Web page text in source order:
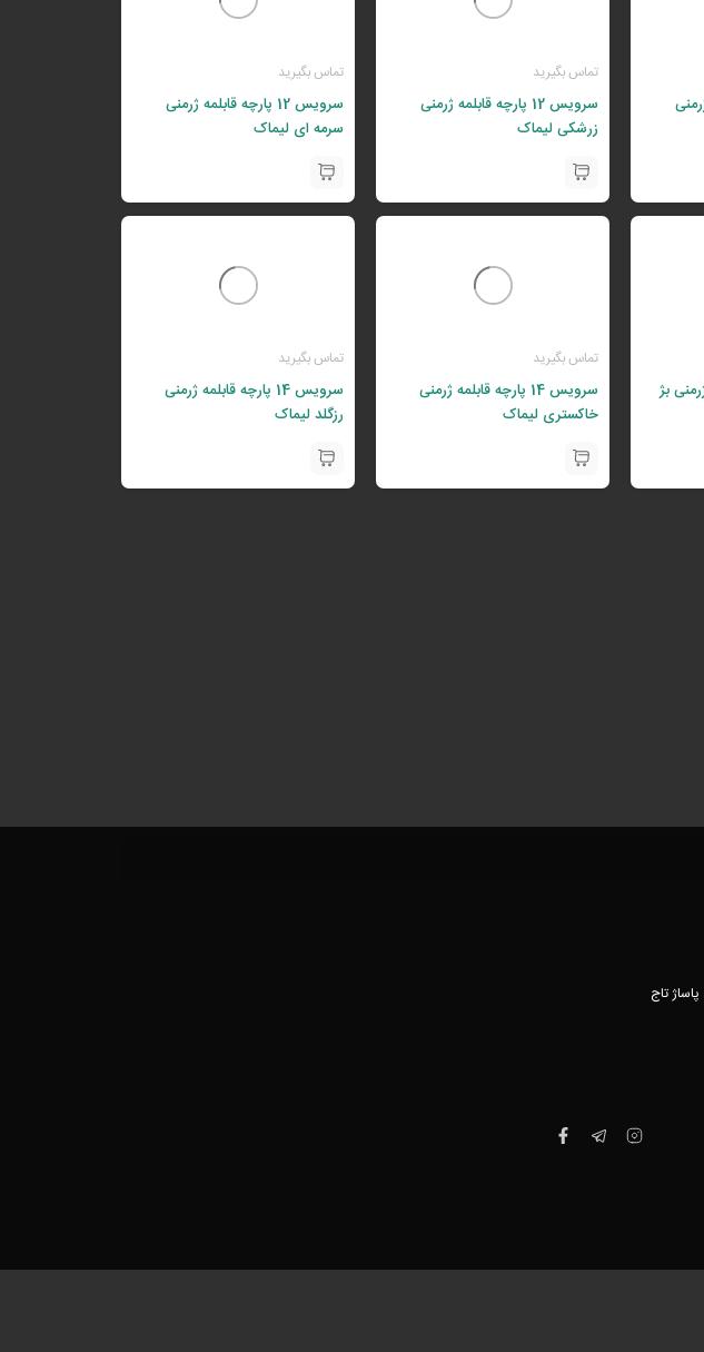
ژرمنی
تماس بگیرید
سرویس 12 پارچه قابلمه ژرمنی
زرشکی لیماک
تماس بگیرید
سرویس 12 پارچه قابلمه ژرمنی
سرمه ای لیماک
ژرمنی بژ
تماس بگیرید
سرویس 14 پارچه قابلمه ژرمنی
خاکستری لیماک
تماس بگیرید
سرویس 14 پارچه قابلمه ژرمنی
رزگلد لیماک
تاج